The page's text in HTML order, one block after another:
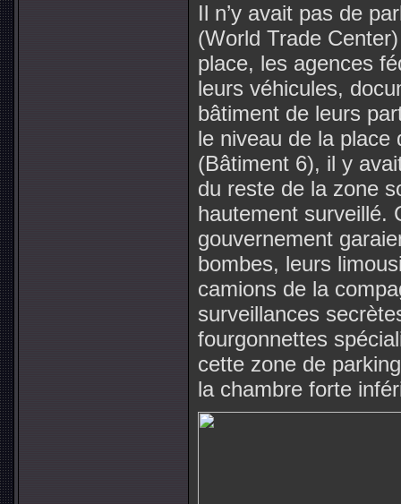
Il n’y avait pas de
(World Trade
place, les agences
leurs véhicules,
bâtiment de leurs
le niveau de la place
(Bâtiment 6), il y
du reste de la zone
hautement surveillé.
gouvernement
bombes, leurs
camions de la
surveillances
fourgonnettes
cette zone de
la chambre forte